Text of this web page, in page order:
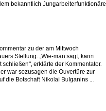
bekanntlich Jungarbeiterfunktionäre
zu der am Mittwoch
Stellung. „Wie-man sagt, kann
erklärte der Kommentator.
war sozusagen die Ouvertüre zur
die Botschaft Nikolai Bulganins ...